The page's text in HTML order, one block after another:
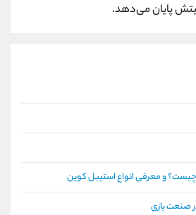
پایان می‌دهد.
صنعت بازی